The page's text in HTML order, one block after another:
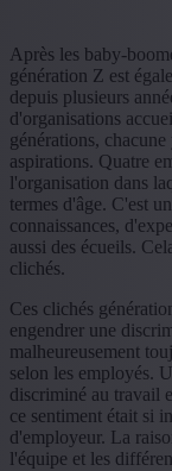
Après les baby-
génération Z est
depuis plusieurs
d'organisations
générations,
aspirations. Quatre
l'organisation dans
termes d'âge. C'est
connaissances,
aussi des écueils.
clichés.
Ces clichés
engendrer une
malheureusement
selon les employés.
discriminé au travail
ce sentiment était si
d'employeur. La
l'équipe et les